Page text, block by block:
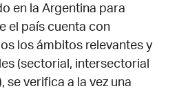
en la Argentina para
el país cuenta con
los ámbitos relevantes y
(sectorial, intersectorial
verifica a la vez una